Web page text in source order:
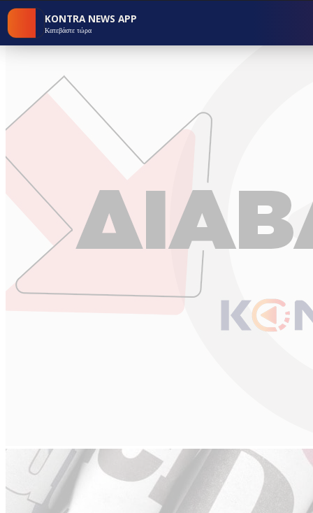
KONTRA NEWS APP
Κατεβάστε τώρα